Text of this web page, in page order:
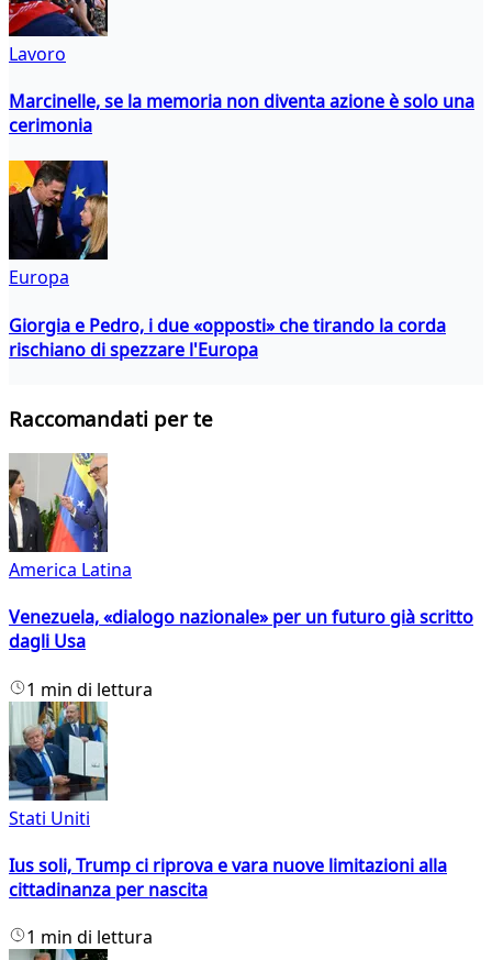
Lavoro
Marcinelle, se la memoria non diventa azione è solo una
cerimonia
Europa
Giorgia e Pedro, i due «opposti» che tirando la corda
rischiano di spezzare l'Europa
Raccomandati per te
America Latina
Venezuela, «dialogo nazionale» per un futuro già scritto
dagli Usa
1 min di lettura
Stati Uniti
Ius soli, Trump ci riprova e vara nuove limitazioni alla
cittadinanza per nascita
1 min di lettura